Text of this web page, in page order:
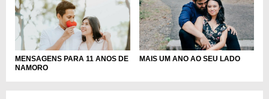
MENSAGENS PARA 11 ANOS DE
NAMORO
MAIS UM ANO AO SEU LADO